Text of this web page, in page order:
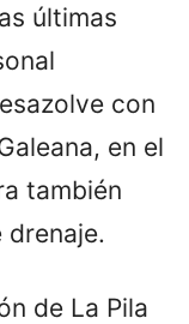
últimas
con
en el
también
drenaje.
de La Pila